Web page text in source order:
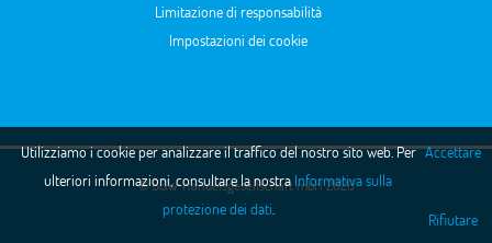
Limitazione di responsabilità
Impostazioni dei cookie
© B&W Handelsgesellschaft mbH 2026
Utilizziamo i cookie per analizzare il traffico del nostro sito web. Per
ulteriori informazioni, consultare la nostraInformativa sulla
protezione dei dati.
Accettare
Rifiutare